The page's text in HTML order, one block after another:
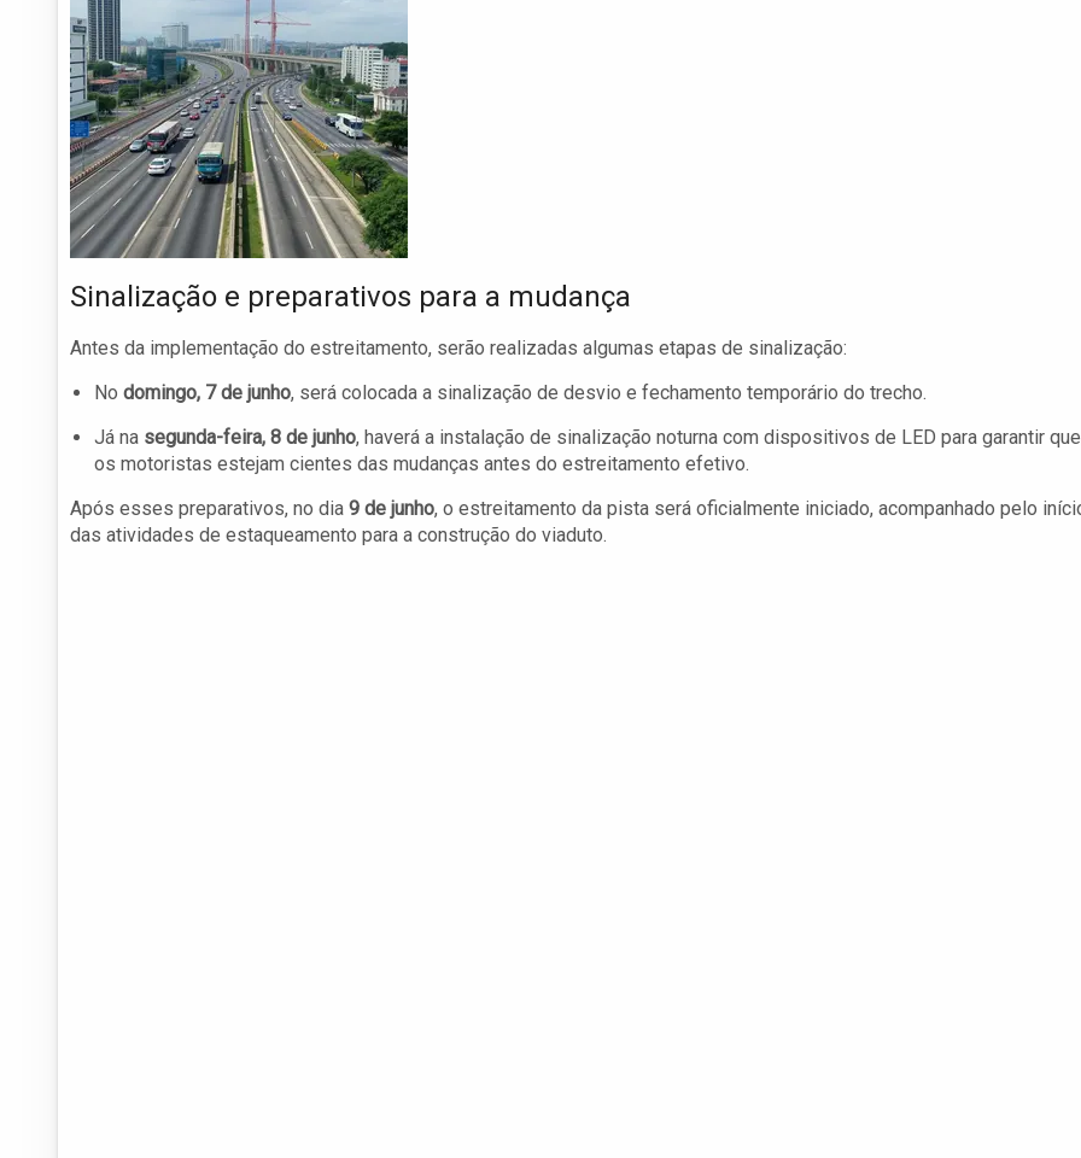
Sinalização e preparativos para a mudança
Antes da implementação do estreitamento, serão realizadas algumas etapas de sinalização:
No domingo, 7 de junho, será colocada a sinalização de desvio e fechamento temporário do trecho.
Já na segunda-feira, 8 de junho, haverá a instalação de sinalização noturna com dispositivos de LED para garantir que
os motoristas estejam cientes das mudanças antes do estreitamento efetivo.
Após esses preparativos, no dia 9 de junho, o estreitamento da pista será oficialmente iniciado, acompanhado pelo
das atividades de estaqueamento para a construção do viaduto.